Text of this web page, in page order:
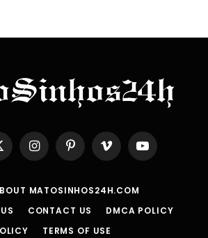
InstagramPinterestVimeo YouTube
MATOSINHOS24H.COM
CONTACT US
DMCA POLICY
TERMS OF USE